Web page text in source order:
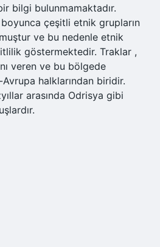
bilgi bulunmamaktadır.
çeşitli etnik grupların
ve bu nedenle etnik
göstermektedir. Traklar ,
veren ve bu bölgede
halklarından biridir.
arasında Odrisya gibi